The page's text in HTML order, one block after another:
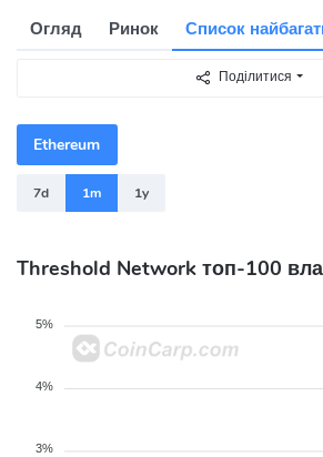
Огляд Ринок Список
Поділитися
Ethereum
7d 1m 1y
Threshold Network топ-100
5%
4%
3%